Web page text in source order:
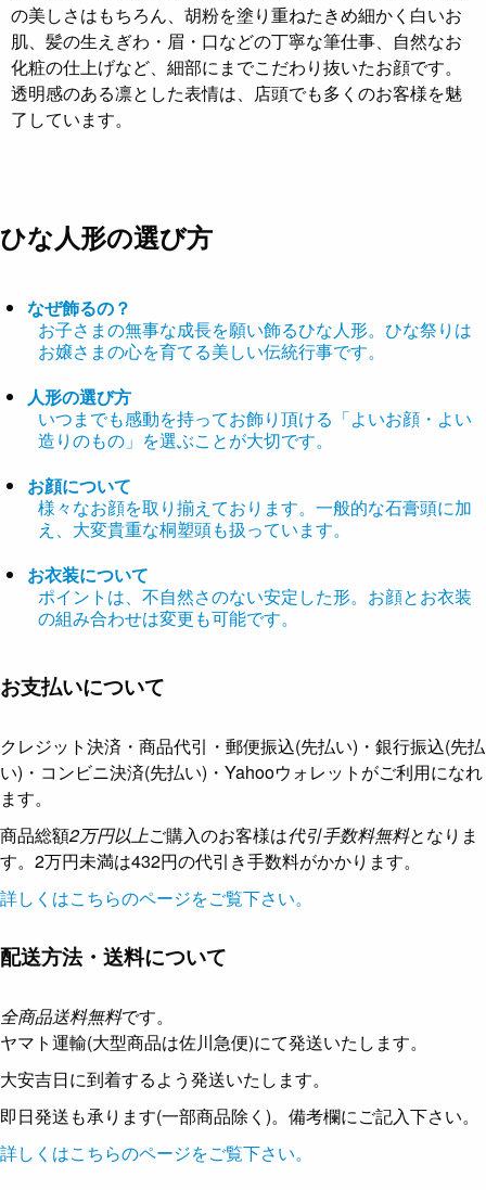
の美しさはもちろん、胡粉を塗り重ねたきめ細かく白いお
肌、髪の生えぎわ・眉・口などの丁寧な筆仕事、自然なお
化粧の仕上げなど、細部にまでこだわり抜いたお顔です。
透明感のある凛とした表情は、店頭でも多くのお客様を魅
了しています。
ひな人形の選び方
なぜ飾るの？
お子さまの無事な成長を願い飾るひな人形。ひな祭りは
お嬢さまの心を育てる美しい伝統行事です。
人形の選び方
いつまでも感動を持ってお飾り頂ける「よいお顔・よい
造りのもの」を選ぶことが大切です。
お顔について
様々なお顔を取り揃えております。一般的な石膏頭に加
え、大変貴重な桐塑頭も扱っています。
お衣装について
ポイントは、不自然さのない安定した形。お顔とお衣装
の組み合わせは変更も可能です。
お支払いについて
クレジット決済・商品代引・郵便振込(先払い)・銀行振込(先払
い)・コンビニ決済(先払い)・Yahooウォレットがご利用になれ
ます。
商品総額2万円以上ご購入のお客様は代引手数料無料となりま
す。2万円未満は432円の代引き手数料がかかります。
詳しくはこちらのページをご覧下さい。
配送方法・送料について
全商品送料無料です。
ヤマト運輸(大型商品は佐川急便)にて発送いたします。
大安吉日に到着するよう発送いたします。
即日発送も承ります(一部商品除く)。備考欄にご記入下さい。
詳しくはこちらのページをご覧下さい。